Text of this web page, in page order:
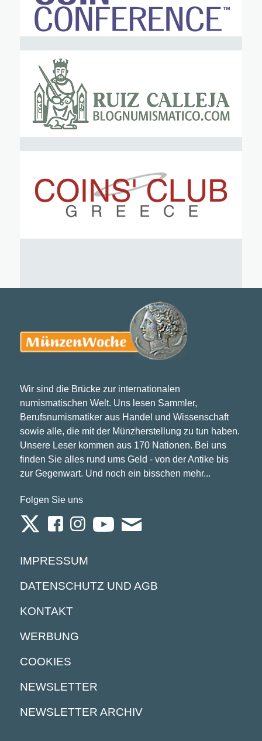
Wir sind die Brücke zur internationalen
numismatischen Welt. Uns lesen Sammler,
Berufsnumismatiker aus Handel und Wissenschaft
sowie alle, die mit der Münzherstellung zu tun haben.
Unsere Leser kommen aus 170 Nationen. Bei uns
finden Sie alles rund ums Geld - von der Antike bis
zur Gegenwart. Und noch ein bisschen mehr...
Folgen Sie uns
IMPRESSUM
DATENSCHUTZ UND AGB
KONTAKT
WERBUNG
COOKIES
NEWSLETTER
NEWSLETTER ARCHIV